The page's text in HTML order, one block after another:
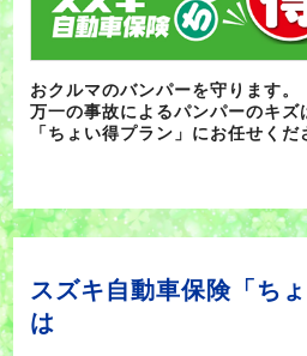
おクルマのバンパーを守ります。
万一の事故によるパンパーのキ
「ちょい得プラン」にお任せくだ
スズキ自動車保険「ち
は